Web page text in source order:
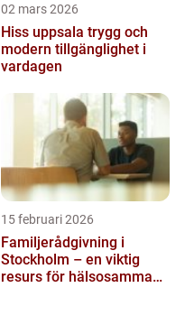
02 mars 2026
Hiss uppsala trygg och
modern tillgänglighet i
vardagen
15 februari 2026
Familjerådgivning i
Stockholm – en viktig
resurs för hälsosamma